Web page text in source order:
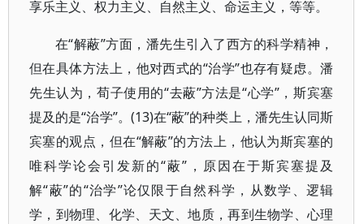
享乐主义、权力主义、自然主义、命运主义，等等。
在“解蔽”方面，潘先生引入了西方的科学精神，
但在具体方法上，他对西式的“治学”也存有疑虑。潘
先生认为，荀子使用的“去蔽”方法是“心学”，斯宾塞
提及的是“治学”。(13)在“蔽”的种类上，潘先生认同斯
宾塞的观点，但在“解蔽”的方法上，他认为斯宾塞的
唯科学论会引发新的“蔽”，原因在于斯宾塞提及
解“蔽”的“治学”论仅限于自然科学，从数学、逻辑
学，到物理、化学、天文、地质，再到生物学、心理